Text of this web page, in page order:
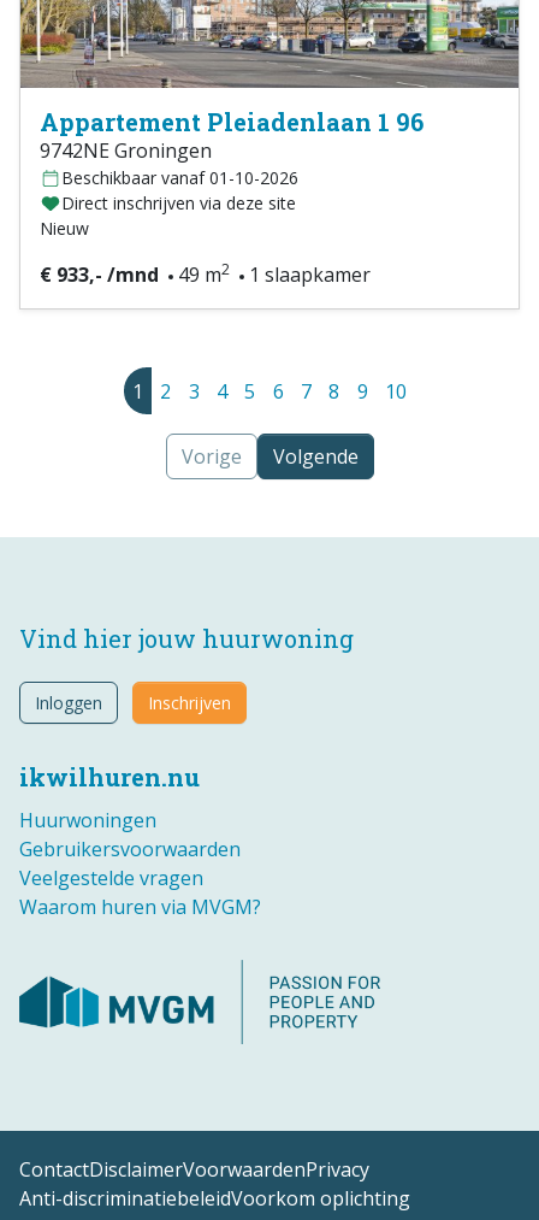
Appartement Pleiadenlaan 1 96
9742NE Groningen
Beschikbaar vanaf 01-10-2026
Direct inschrijven via deze site
Nieuw
€ 933,- /mnd 49 m2 1 slaapkamer
1 2 3 4 5 6 7 8 9 10
Vorige Volgende
ikwilhuren.nu
Huurwoningen
Gebruikersvoorwaarden
Veelgestelde vragen
Waarom huren via MVGM?
Vind hier jouw huurwoning
Inloggen Inschrijven
ContactDisclaimerVoorwaardenPrivacy
Anti-discriminatiebeleidVoorkom oplichting